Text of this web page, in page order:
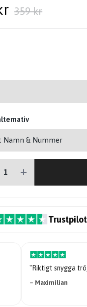
359 kr
"Riktigt snygga
– Maximilian